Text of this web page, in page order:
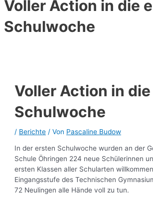
Voller Action in die
Schulwoche
Voller Action in
Schulwoche
/ Berichte / Von Pascaline Budow
In der ersten Schulwoche wurden an der
Schule Öhringen 224 neue Schülerinnen
ersten Klassen aller Schularten
Eingangsstufe des Technischen
72 Neulingen alle Hände voll zu tun.